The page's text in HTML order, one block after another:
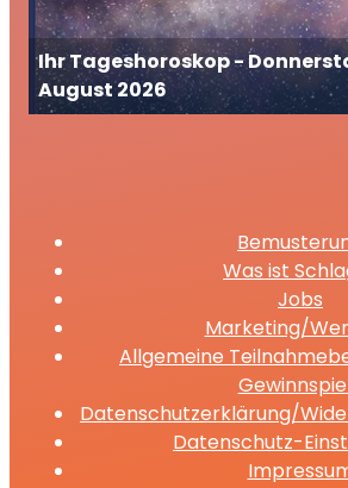
Ihr Tageshoroskop -
August 2026
Was ist
Jobs
Marketing/
Allgemeine
Datenschutzerklärung/
Datenschutz-